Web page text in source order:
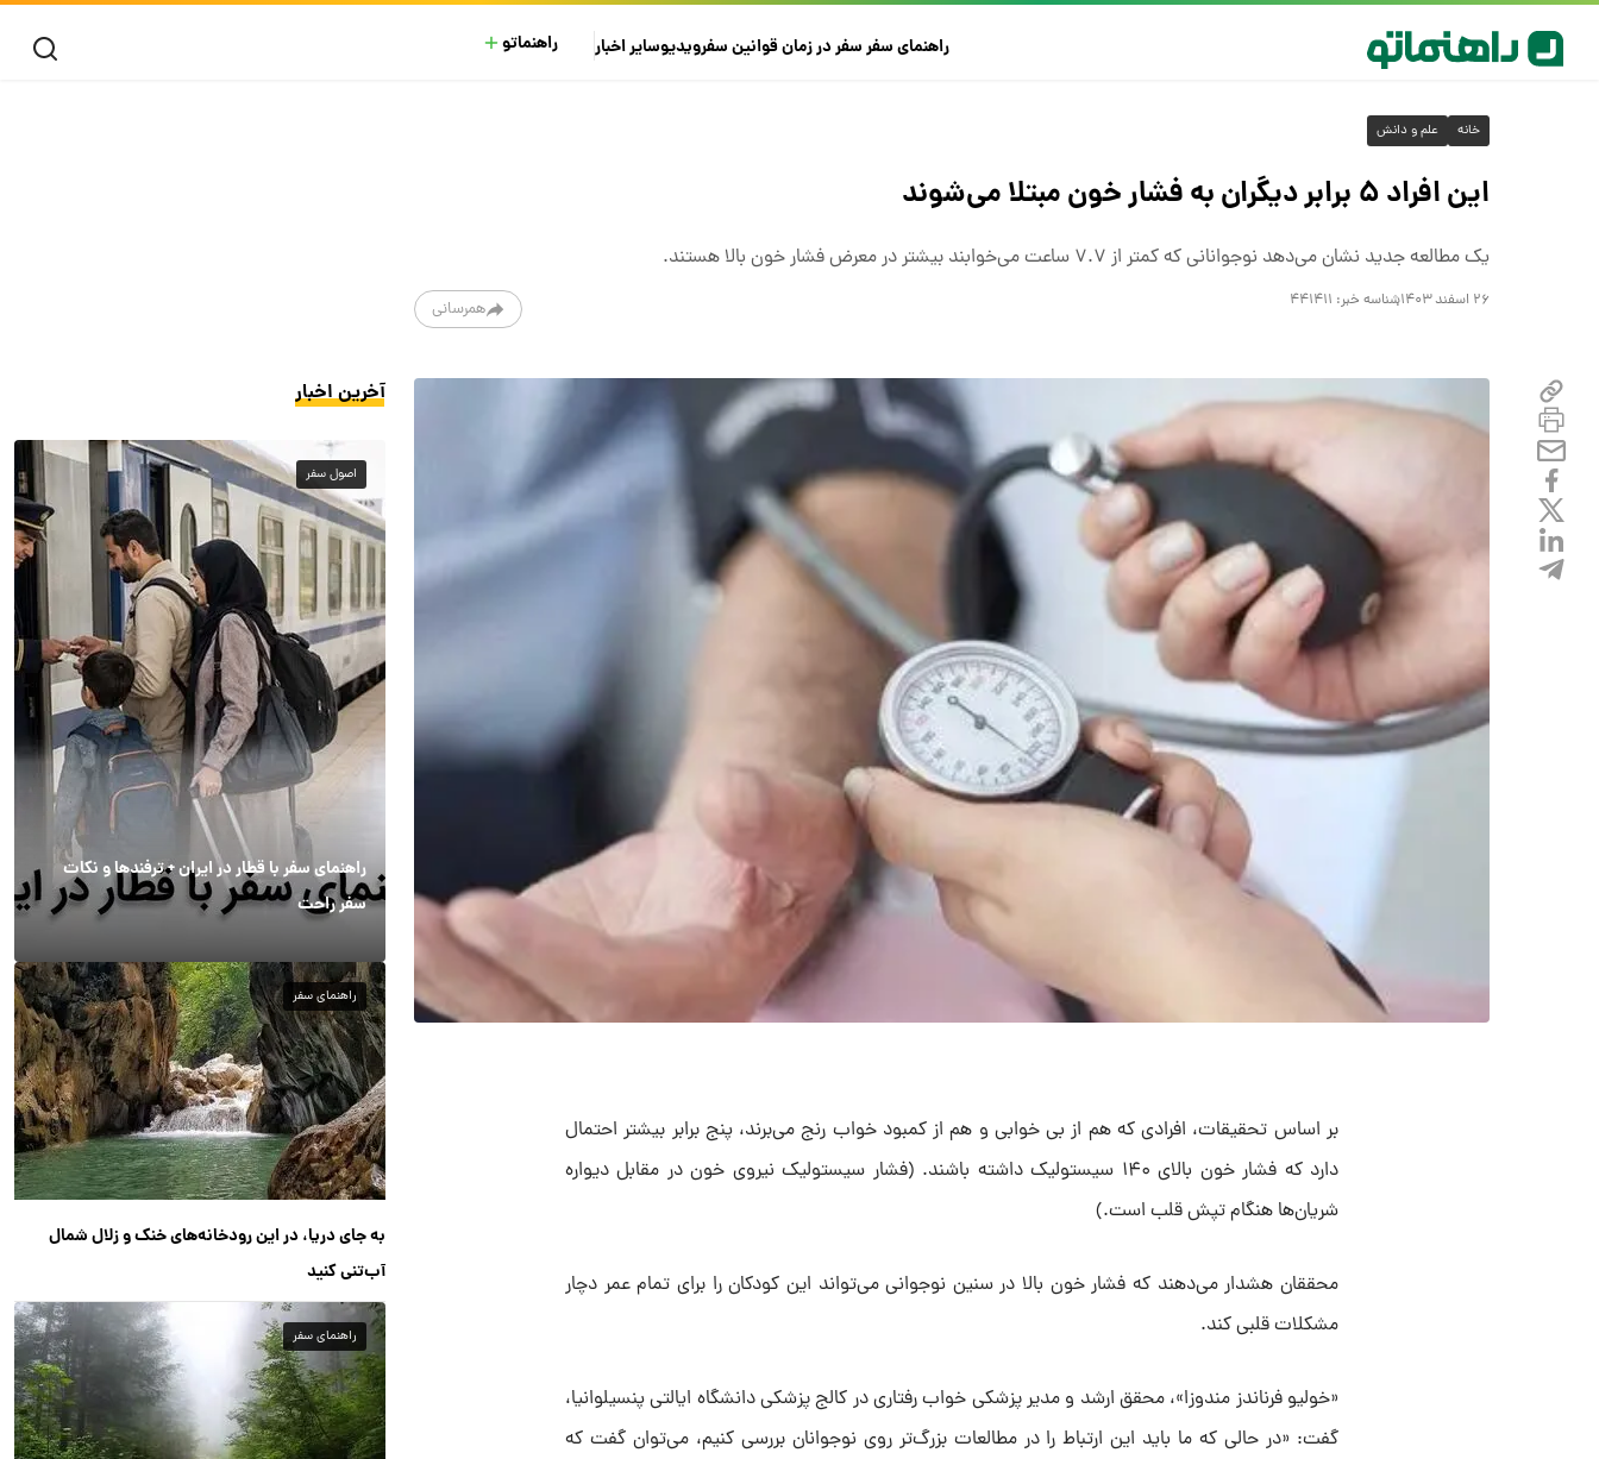
راهنمای سفرسفر در زمانقوانین سفرویدیوسایراخبار راهنماتو
خانه علم و دانش
این افراد ۵ برابر دیگران به فشار خون مبتلا می‌شوند
یک مطالعه جدید نشان می‌دهد نوجوانانی که کمتر از ۷.۷ ساعت می‌خوابند بیشتر در معرض فشار خون بالا هستند.
۲۶ اسفند ۱۴۰۳ شناسه خبر: ۴۴۱۴۱۱ همرسانی
بر اساس تحقیقات، افرادی که هم از بی خوابی و هم از کمبود خواب رنج می‌برند، پنج برابر بیشتر احتمال
دارد که فشار خون بالای ۱۴۰ سیستولیک داشته باشند. (فشار سیستولیک نیروی خون در مقابل دیواره
شریان‌ها هنگام تپش قلب است.)
محققان هشدار می‌دهند که فشار خون بالا در سنین نوجوانی می‌تواند این کودکان را برای تمام عمر دچار
مشکلات قلبی کند.
«خولیو فرناندز مندوزا»، محقق ارشد و مدیر پزشکی خواب رفتاری در کالج پزشکی دانشگاه ایالتی پنسیلوانیا،
گفت: «در حالی که ما باید این ارتباط را در مطالعات بزرگ‌تر روی نوجوانان بررسی کنیم، می‌توان گفت که
آخرین اخبار
اصول سفر
راهنمای سفر با قطار در ایران + ترفندها و نکات
سفر راحت
راهنمای سفر
به جای دریا، در این رودخانه‌های خنک و زلال شمال
آب‌تنی کنید
راهنمای سفر